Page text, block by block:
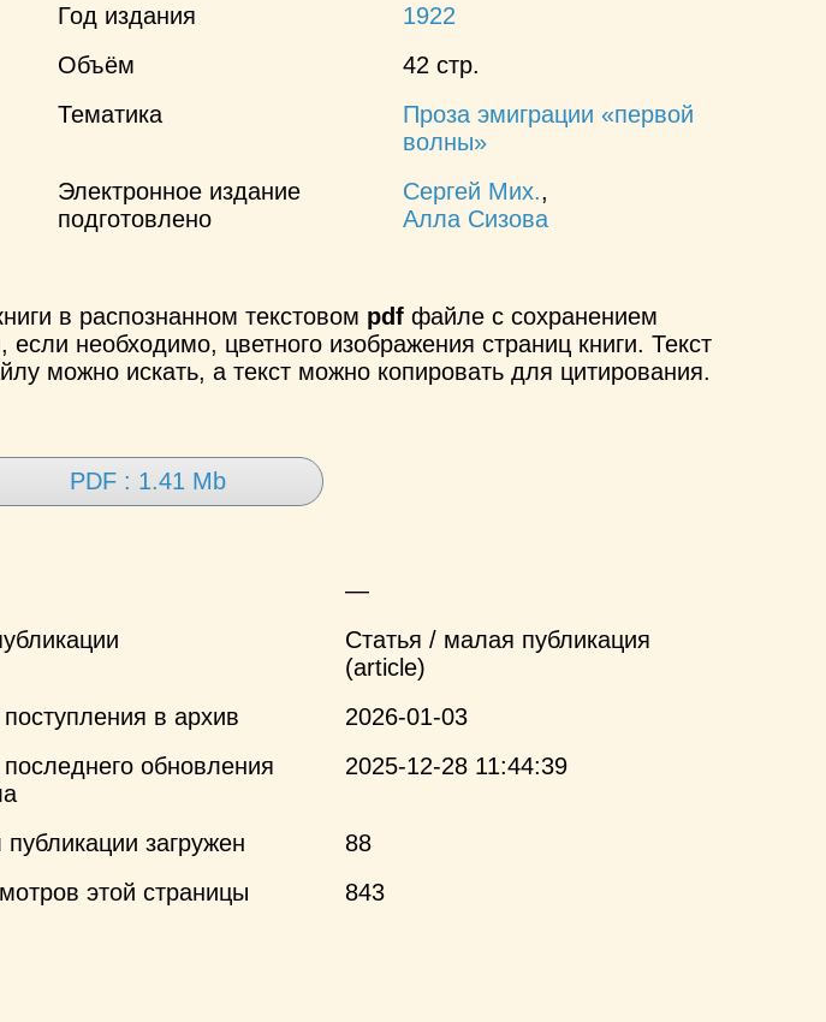
Год издания
1922
Объём
42 стр.
Тематика
Проза эмиграции «первой
волны»
Электронное издание
подготовлено
Сергей Мих.,
Алла Сизова
в распознанном текстовом pdf файле с сохранением
необходимо, цветного изображения страниц книги. Текст
можно искать, а текст можно копировать для цитирования.
PDF : 1.41 Mb
—
Статья / малая публикация
(article)
в архив
2026-01-03
обновления
2025-12-28 11:44:39
загружен
88
этой страницы
843